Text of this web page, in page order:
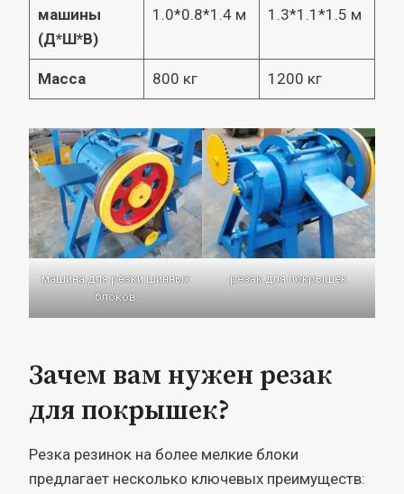
машины
(Д*Ш*В)
1.0*0.8*1.4 м 1.3*1.1*1.5 м
Масса 800 кг 1200 кг
машина для резки шинных
блоков
резак для покрышек
Зачем вам нужен резак
для покрышек?
Резка резинок на более мелкие блоки
предлагает несколько ключевых преимуществ: